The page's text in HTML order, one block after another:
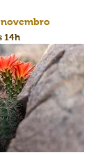
novembro
14h